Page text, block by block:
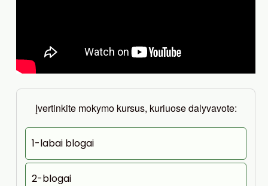
Įvertinkite mokymo kursus, kuriuose dalyvavote:
1-labai blogai
2-blogai